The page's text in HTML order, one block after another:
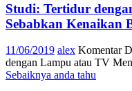
Studi: Tertidur
Sebabkan Kenaikan
11/06/2019 alex Komentar
dengan Lampu atau TV
Sebaiknya anda tahu